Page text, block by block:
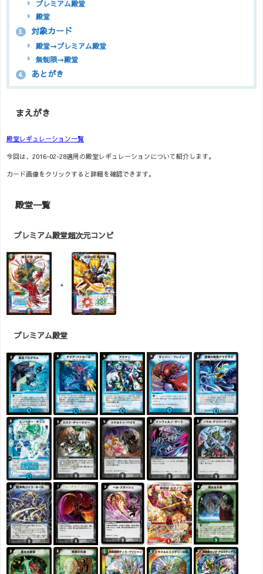
プレミアム殿堂
殿堂
3. 対象カード
殿堂→プレミアム殿堂
無制限→殿堂
4. あとがき
まえがき
殿堂レギュレーション一覧
今回は、2016-02-28適用の殿堂レギュレーションについて紹介します。
カード画像をクリックすると詳細を確認できます。
殿堂一覧
プレミアム殿堂超次元コンビ
+
プレミアム殿堂